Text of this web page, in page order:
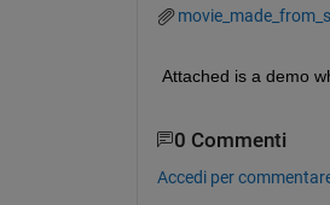
Attached is a demo
0 Commenti
Accedi per